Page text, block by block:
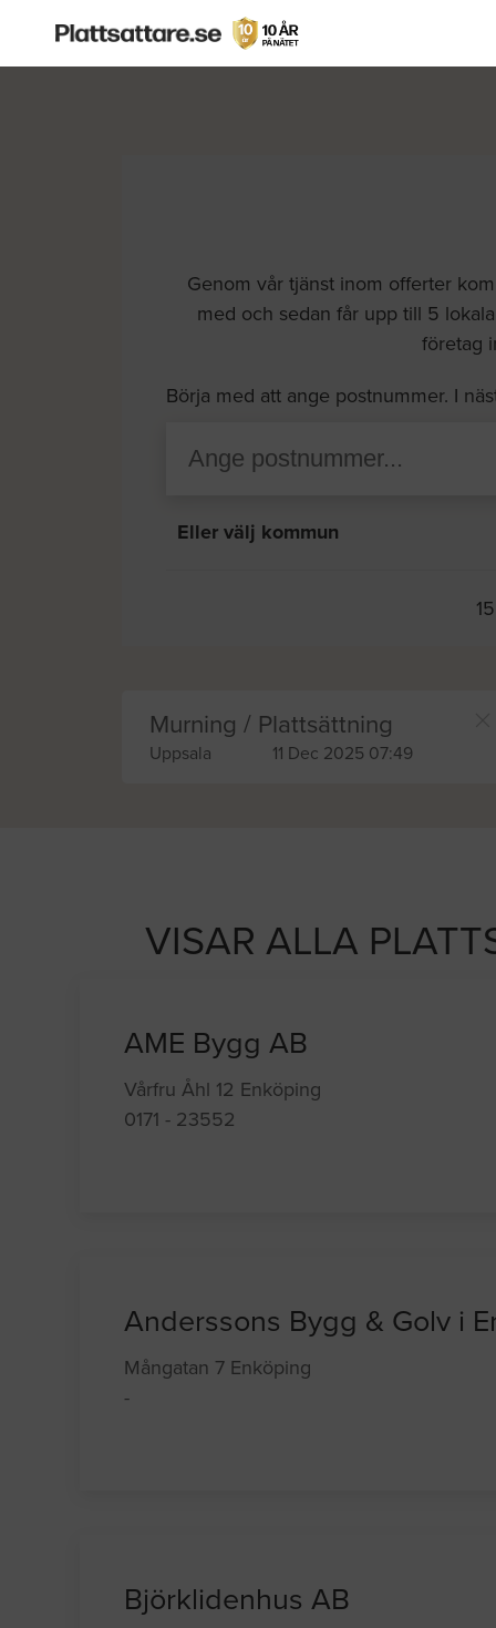
Genom vår tjänst inom offerter
med och sedan får upp till 5
företag
Börja med att ange postnummer. I
Eller välj kommun
Murning / Plattsättning
Uppsala 11 Dec 2025 07:49
VISAR ALLA
AME Bygg AB
Vårfru Åhl 12 Enköping
0171 - 23552
Anderssons Bygg & Golv i
Mångatan 7 Enköping
-
Björklidenhus AB